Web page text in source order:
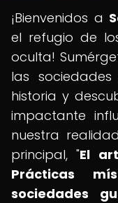
¡Bienvenidos a
el refugio de
oculta!
las
historia y
impactante
nuestra
principal, "El
Prácticas
sociedades